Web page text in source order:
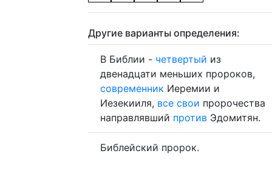
Другие варианты определения:
В Библии - четвертый из
двенадцати меньших пророков,
современник Иеремии и
Иезекииля, все свои пророчества
направлявший против Эдомитян.
Библейский пророк.